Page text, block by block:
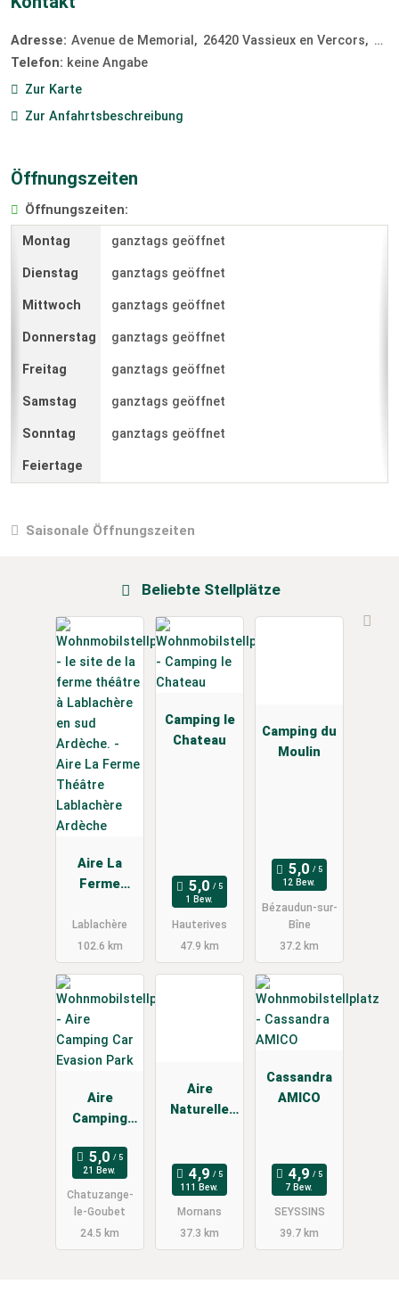
Adresse: Avenue de Memorial 26420 Vassieux en Vercors
Telefon: keine Angabe
Zur Karte
Zur Anfahrtsbeschreibung
Öffnungszeiten
Öffnungszeiten:
ganztags geöffnet
ganztags geöffnet
ganztags geöffnet
ganztags geöffnet
ganztags geöffnet
ganztags geöffnet
ganztags geöffnet
Saisonale Öffnungszeiten
Beliebte Stellplätze
Aire La
Ferme
Lablachère
Ardèche
Lablachère
102.6 km
Camping le
Chateau
1 Bew.
Hauterives
47.9 km
Camping du
Moulin
12 Bew.
Bézaudun-sur-
Bîne
37.2 km
Aire
Camping
Park
21 Bew.
Chatuzange-
le-Goubet
24.5 km
Aire
Naturelle
111 Bew.
Mornans
37.3 km
Cassandra
AMICO
7 Bew.
SEYSSINS
39.7 km